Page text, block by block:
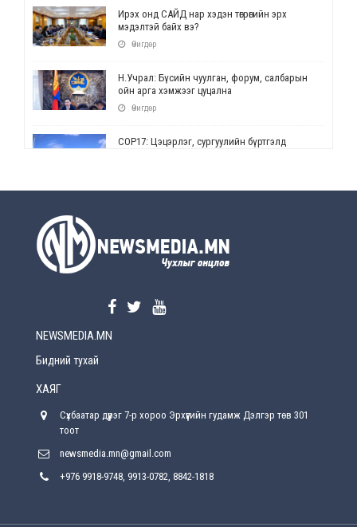
Ирэх онд САЙД нар хэдэн төгрөгийн эрх
мэдэлтэй байх вэ?
Өчигдөр
Н.Учрал: Бүсийн чуулган, форум, салбарын
ойн арга хэмжээг цуцална
Өчигдөр
СОР17: Цэцэрлэг, сургуулийн бүртгэлд
Өчигдөр
Өчигдөр
хүрсэн өгөөжөөрөө ажлаа үнэлж, хэрэгжилтээ
Улсын онцгой комисс өвөлжилтийн бэлтгэл,
NEWSMEDIA.MN
Бидний тухай
ХАЯГ
Сүхбаатар дүүрэг 7-р хороо Эрхүүгийн гудамж Дэлгэр төв 301
тоот
newsmedia.mn@gmail.com
+976 9918-9748, 9913-0782, 8842-1818